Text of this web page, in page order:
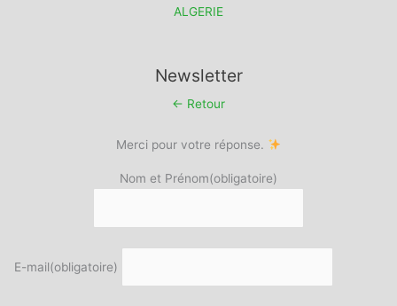
ALGERIE
Newsletter
← Retour
Merci pour votre réponse.
Nom et Prénom(obligatoire)
E-mail(obligatoire)